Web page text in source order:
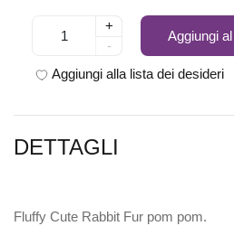
+
-
Aggiungi
Aggiungi alla lista dei desideri
DETTAGLI
Fluffy Cute Rabbit Fur pom pom.